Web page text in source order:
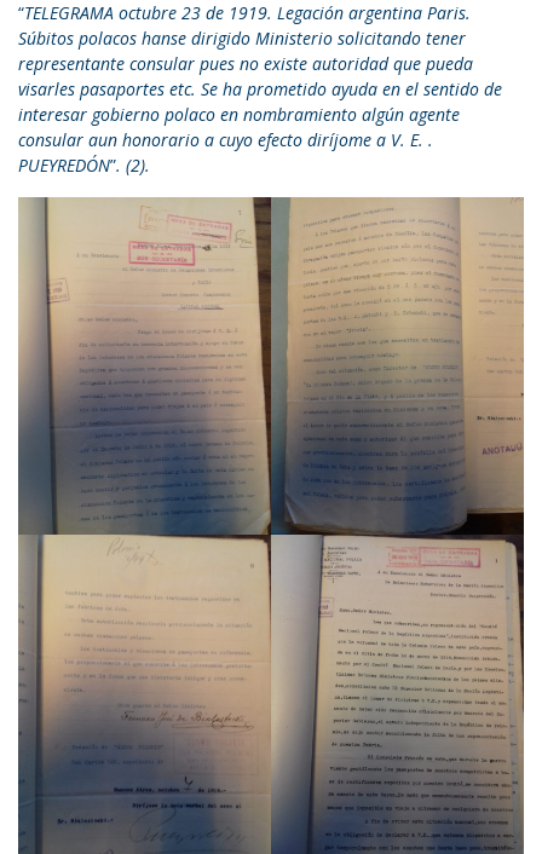
“TELEGRAMA octubre 23 de 1919. Legación argentina Paris.
Súbitos polacos hanse dirigido Ministerio solicitando tener
representante consular pues no existe autoridad que pueda
visarles pasaportes etc. Se ha prometido ayuda en el sentido de
interesar gobierno polaco en nombramiento algún agente
consular aun honorario a cuyo efecto diríjome a V. E. .
PUEYREDÓN”. (2).